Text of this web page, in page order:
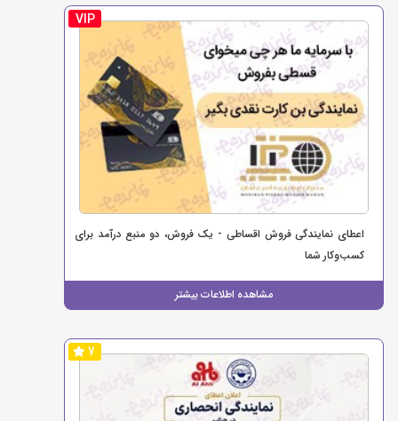
VIP
اعطای نمایندگی فروش اقساطی - یک فروش، دو منبع درآمد برای
کسب‌وکار شما
مشاهده اطلاعات بیشتر
7